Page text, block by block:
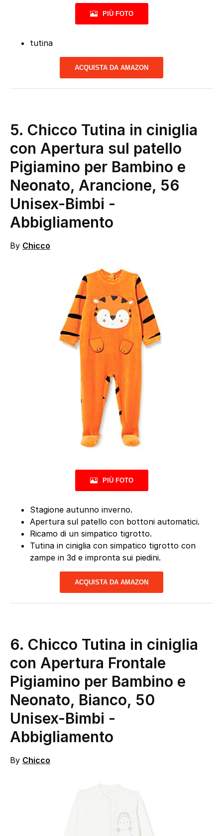
PIÙ FOTO
tutina
ACQUISTA DA AMAZON
5. Chicco Tutina in ciniglia
con Apertura sul patello
Pigiamino per Bambino e
Neonato, Arancione, 56
Unisex-Bimbi -
Abbigliamento
By Chicco
PIÙ FOTO
Stagione autunno inverno.
Apertura sul patello con bottoni automatici.
Ricamo di un simpatico tigrotto.
Tutina in ciniglia con simpatico tigrotto con
zampe in 3d e impronta sui piedini.
ACQUISTA DA AMAZON
6. Chicco Tutina in ciniglia
con Apertura Frontale
Pigiamino per Bambino e
Neonato, Bianco, 50
Unisex-Bimbi -
Abbigliamento
By Chicco